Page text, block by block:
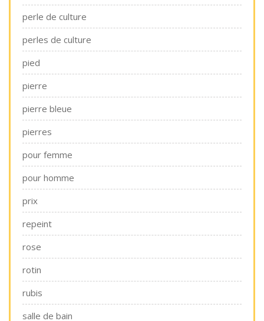
perle de culture
perles de culture
pied
pierre
pierre bleue
pierres
pour femme
pour homme
prix
repeint
rose
rotin
rubis
salle de bain